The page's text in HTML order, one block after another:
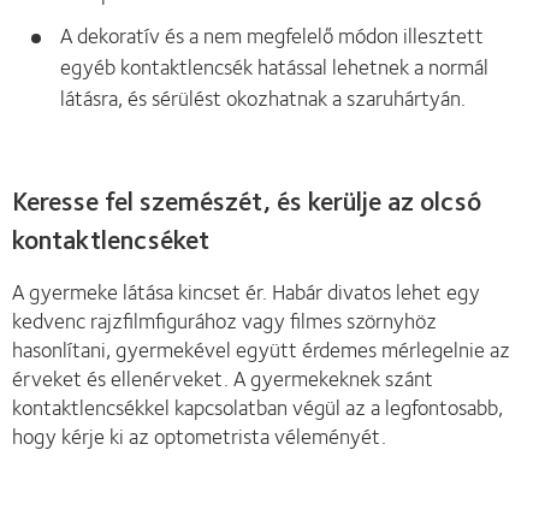
A dekoratív és a nem megfelelő módon illesztett
egyéb kontaktlencsék hatással lehetnek a normál
látásra, és sérülést okozhatnak a szaruhártyán.
Keresse fel szemészét, és kerülje az olcsó
kontaktlencséket
A gyermeke látása kincset ér. Habár divatos lehet egy
kedvenc rajzfilmfigurához vagy filmes szörnyhöz
hasonlítani, gyermekével együtt érdemes mérlegelnie az
érveket és ellenérveket. A gyermekeknek szánt
kontaktlencsékkel kapcsolatban végül az a legfontosabb,
hogy kérje ki az optometrista véleményét.